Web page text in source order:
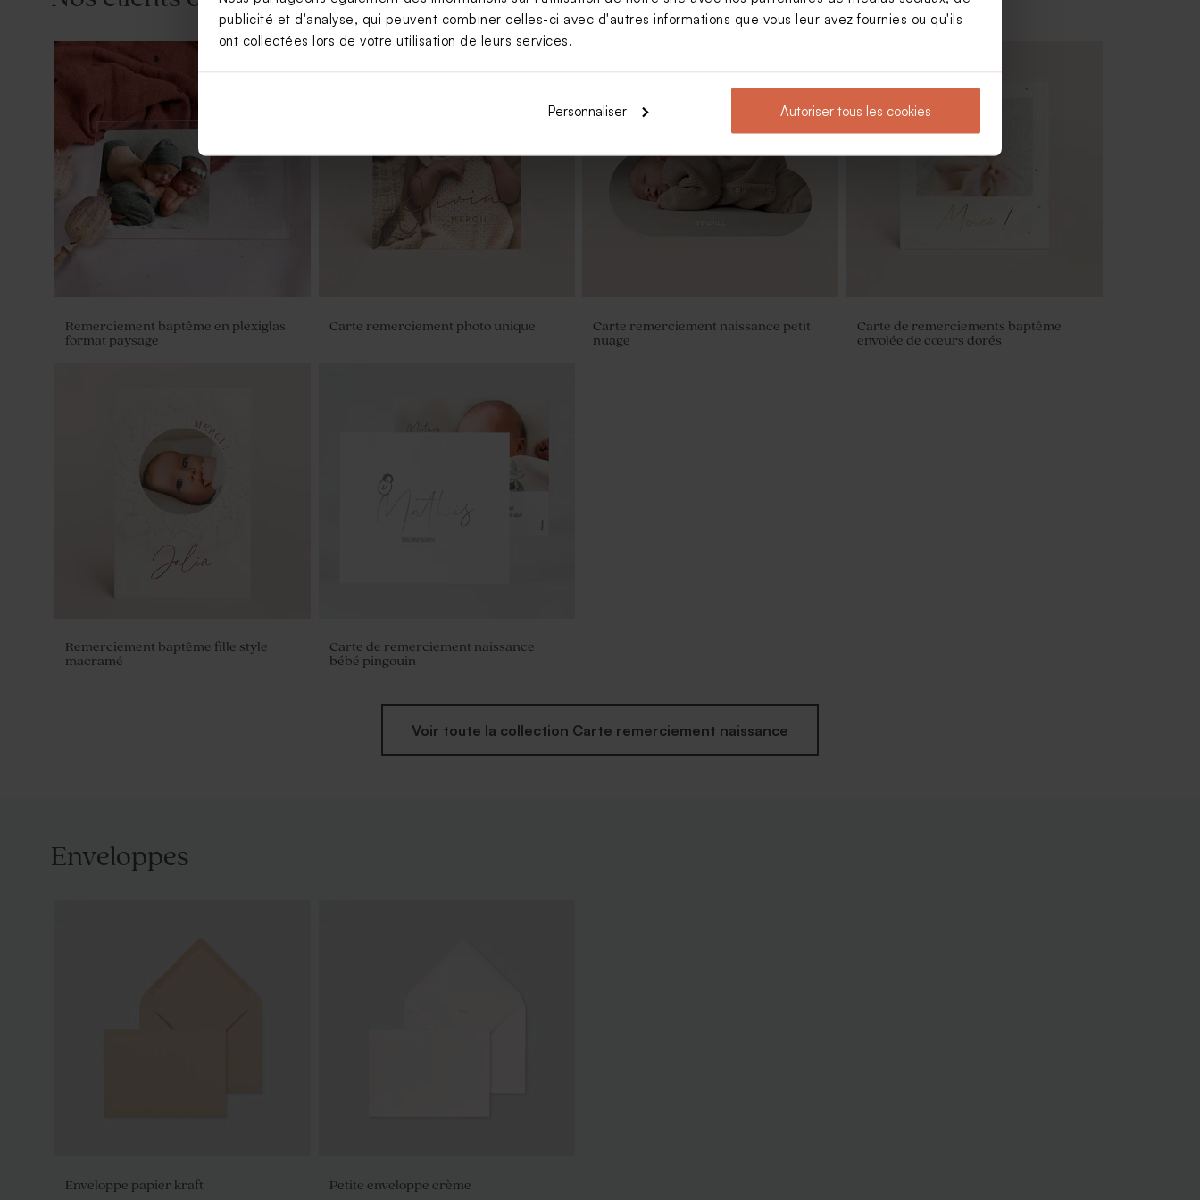
publicité et d'analyse, qui peuvent combiner celles-ci avec d'autres informations que vous leur avez fournies ou qu'ils
ont collectées lors de votre utilisation de leurs services.
Personnaliser Autoriser tous les cookies
Carte polaroïd naissance trio de photo
Contenant à dragées transparent
Pot en verre strié baptême avec
Contenant à dragées transparent
Remerciement baptême en plexiglas
format paysage
Carte remerciement photo unique
Carte remerciement naissance petit
nuage
Carte de remerciements baptême
envolée de cœurs dorés
Remerciement baptême fille style
macramé
Carte de remerciement naissance
bébé pingouin
Voir toute la collection Carte remerciement naissance
Enveloppes
Enveloppe papier kraft Petite enveloppe crème